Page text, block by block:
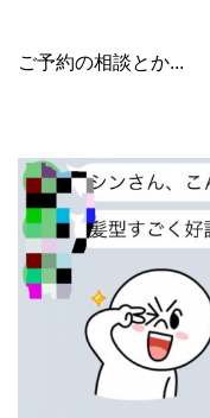
ご予約の相談とか...